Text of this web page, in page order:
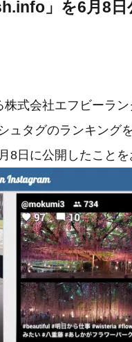
」を6月8日
式会社エフビーラ
ュタグのランキング
8日に公開したこと